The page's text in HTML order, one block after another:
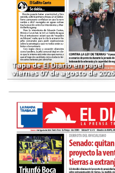
Tapa de El Diario en papel
viernes 07 de agosto de 2026